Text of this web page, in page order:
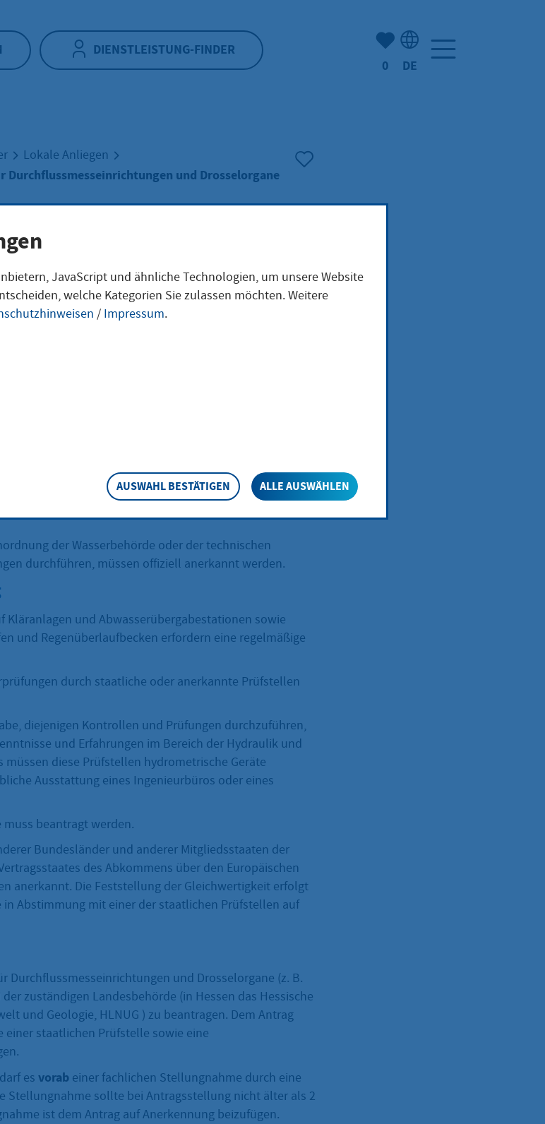
DIENSTLEISTUNG-FINDER
Anzahl der gemerkten
0 DE
Lokale Anliegen
und Drosselorgane
von
für
der Wasserbehörde oder der technischen
durchführen, müssen offiziell anerkannt werden.
Kläranlagen und Abwasserübergabestationen sowie
und Regenüberlaufbecken erfordern eine regelmäßige
durch staatliche oder anerkannte Prüfstellen
diejenigen Kontrollen und Prüfungen durchzuführen,
und Erfahrungen im Bereich der Hydraulik und
diese Prüfstellen hydrometrische Geräte
Ausstattung eines Ingenieurbüros oder eines
beantragt werden.
Bundesländer und anderer Mitgliedsstaaten der
des Abkommens über den Europäischen
anerkannt. Die Feststellung der Gleichwertigkeit erfolgt
Abstimmung mit einer der staatlichen Prüfstellen auf
Durchflussmesseinrichtungen und Drosselorgane (z. B.
zuständigen Landesbehörde (in Hessen das Hessische
und Geologie, HLNUG ) zu beantragen. Dem Antrag
staatlichen Prüfstelle sowie eine
es vorab einer fachlichen Stellungnahme durch eine
Stellungnahme sollte bei Antragsstellung nicht älter als 2
ist dem Antrag auf Anerkennung beizufügen.
JavaScript und ähnliche Technologien, um unsere Website
welche Kategorien Sie zulassen möchten. Weitere
/ Impressum.
AUSWAHL BESTÄTIGEN ALLE AUSWÄHLEN